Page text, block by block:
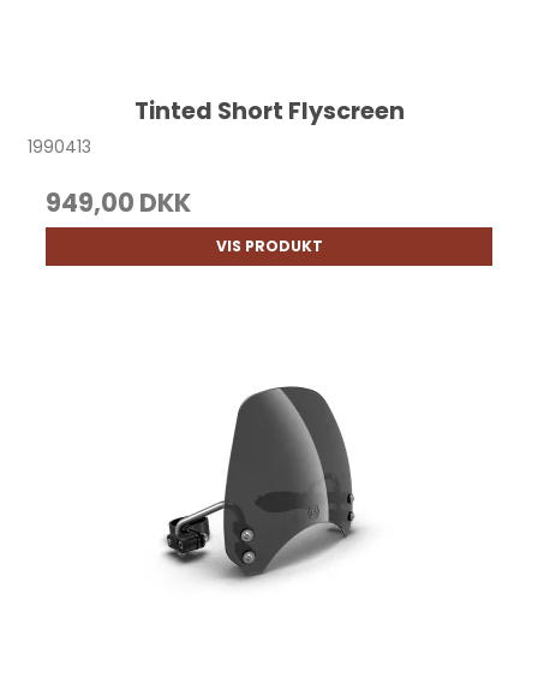
Tinted Short Flyscreen
1990413
949,00 DKK
VIS PRODUKT